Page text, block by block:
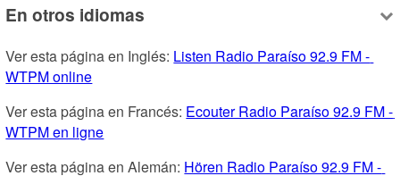
En otros idiomas
Ver esta página en Inglés: Listen Radio Paraíso 92.9 FM -
WTPM online
Ver esta página en Francés: Ecouter Radio Paraíso 92.9 FM -
WTPM en ligne
Ver esta página en Alemán: Hören Radio Paraíso 92.9 FM -